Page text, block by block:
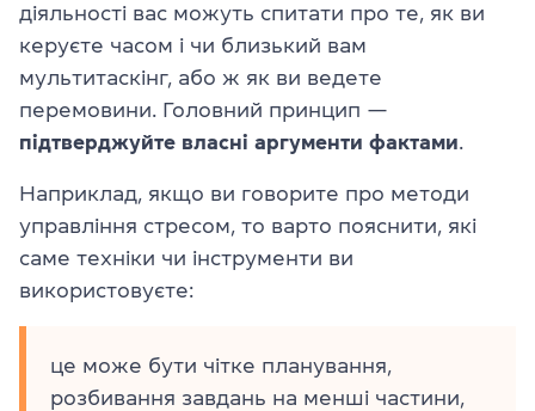
діяльності вас можуть спитати про те, як ви
керуєте часом і чи близький вам
мультитаскінг, або ж як ви ведете
перемовини. Головний принцип —
підтверджуйте власні аргументи фактами.
Наприклад, якщо ви говорите про методи
управління стресом, то варто пояснити, які
саме техніки чи інструменти ви
використовуєте:
це може бути чітке планування,
розбивання завдань на менші частини,